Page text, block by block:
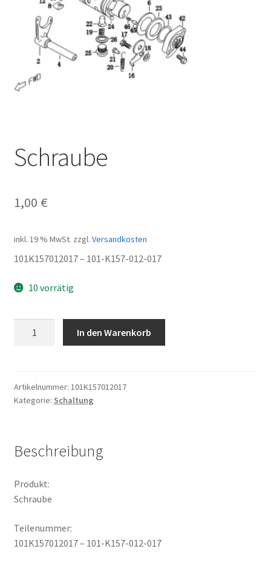
Schraube
1,00 €
inkl. 19 % MwSt. zzgl. Versandkosten
101K157012017 – 101-K157-012-017
10 vorrätig
In den Warenkorb
Artikelnummer: 101K157012017
Kategorie: Schaltung
Beschreibung
Produkt:
Schraube
Teilenummer:
101K157012017 – 101-K157-012-017